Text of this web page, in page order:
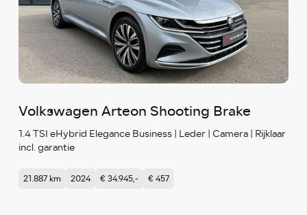
Volkswagen Arteon Shooting Brake
1.4 TSI eHybrid Elegance Business | Leder | Camera | Rijklaar
incl. garantie
21.887 km 2024 € 34.945,- € 457